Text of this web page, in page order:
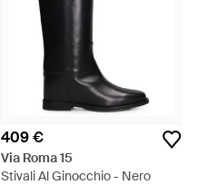
409 €
Via Roma 15
Stivali Al Ginocchio - Nero